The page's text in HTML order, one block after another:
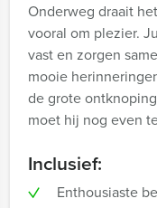
Onderweg draait
vooral om plezier.
vast en zorgen
mooie
de grote
moet hij nog even
Inclusief:
Enthousiaste